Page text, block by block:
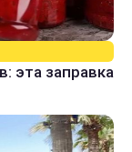
эта заправка